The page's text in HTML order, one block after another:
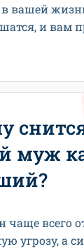
в вашей
и вам
муж
чаще всего
угрозу, а